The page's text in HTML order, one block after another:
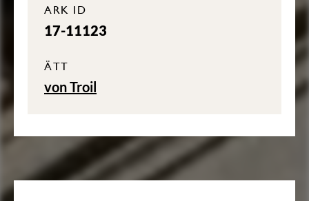
ARK ID
17-11123
ÄTT
von Troil